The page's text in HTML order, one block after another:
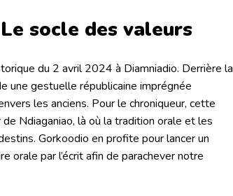
socle des valeurs
du 2 avril 2024 à Diamniadio. Derrière la
une gestuelle républicaine imprégnée
les anciens. Pour le chroniqueur, cette
Ndiaganiao, là où la tradition orale et les
. Gorkoodio en profite pour lancer un
orale par l’écrit afin de parachever notre